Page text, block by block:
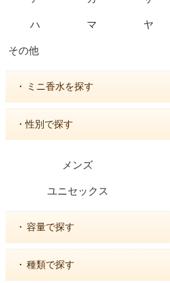
ハ マ ヤ
その他
・ ミニ香水を探す
・性別で探す
メンズ
ユニセックス
・ 容量で探す
・ 種類で探す